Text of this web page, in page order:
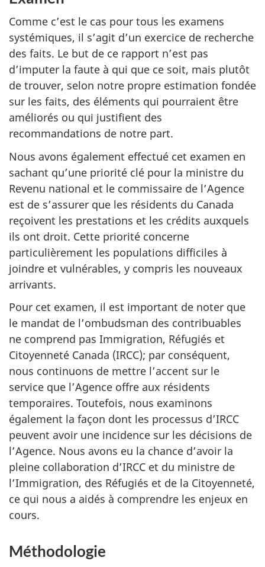
Comme c’est le cas pour tous les examens
systémiques, il s’agit d’un exercice de recherche
des faits. Le but de ce rapport n’est pas
d’imputer la faute à qui que ce soit, mais plutôt
de trouver, selon notre propre estimation fondée
sur les faits, des éléments qui pourraient être
améliorés ou qui justifient des
recommandations de notre part.
Nous avons également effectué cet examen en
sachant qu’une priorité clé pour la ministre du
Revenu national et le commissaire de l’Agence
est de s’assurer que les résidents du Canada
reçoivent les prestations et les crédits auxquels
ils ont droit. Cette priorité concerne
particulièrement les populations difficiles à
joindre et vulnérables, y compris les nouveaux
arrivants.
Pour cet examen, il est important de noter que
le mandat de l’ombudsman des contribuables
ne comprend pas Immigration, Réfugiés et
Citoyenneté Canada (IRCC); par conséquent,
nous continuons de mettre l’accent sur le
service que l’Agence offre aux résidents
temporaires. Toutefois, nous examinons
également la façon dont les processus d’IRCC
peuvent avoir une incidence sur les décisions de
l’Agence. Nous avons eu la chance d’avoir la
pleine collaboration d’IRCC et du ministre de
l’Immigration, des Réfugiés et de la Citoyenneté,
ce qui nous a aidés à comprendre les enjeux en
cours.
Méthodologie